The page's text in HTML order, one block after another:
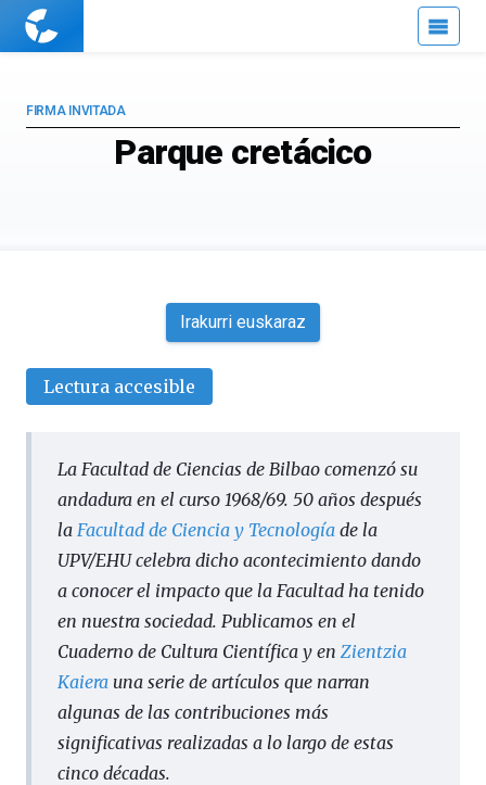
Cuaderno
Parque cretácico
FIRMA INVITADA
Irakurri euskaraz
Lectura accesible
La Facultad de Ciencias de Bilbao comenzó su
andadura en el curso 1968/69. 50 años después
la Facultad de Ciencia y Tecnología de la
UPV/EHUcelebra dicho acontecimiento dando
a conocer el impacto que la Facultad ha tenido
en nuestra sociedad. Publicamos en el
Cuaderno de Cultura Científica y en Zientzia
Kaiera una serie de artículos que narran
algunas de las contribuciones más
significativas realizadas a lo largo de estas
cinco décadas.